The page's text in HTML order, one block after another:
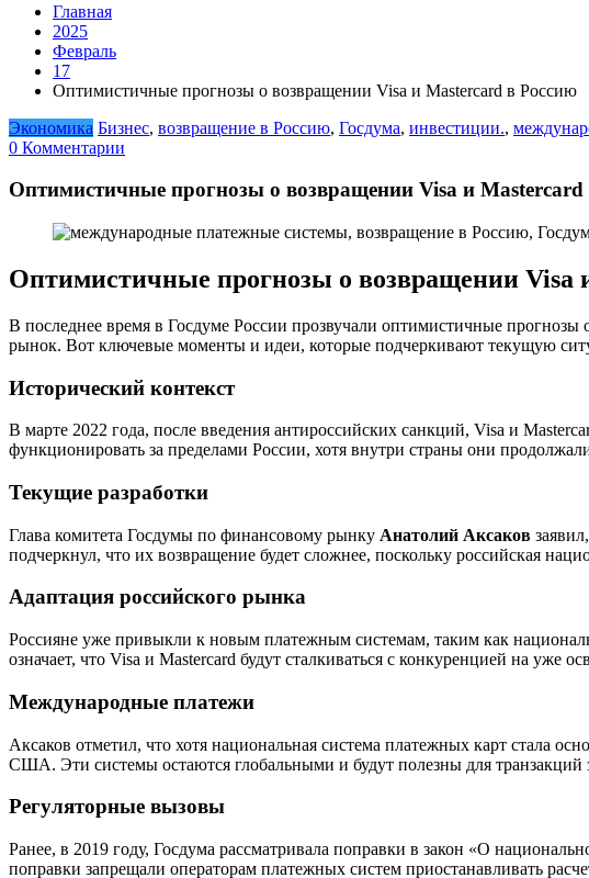
Главная
2025
Февраль
17
Оптимистичные прогнозы о возвращении Visa и Mastercard в Россию
Экономика Бизнес, возвращение в Россию, Госдума, инвестиции.,
0 Комментарии
Оптимистичные прогнозы о возвращении Visa и Mastercard
Оптимистичные прогнозы о возвращении Visa
В последнее время в Госдуме России прозвучали оптимистичные
рынок. Вот ключевые моменты и идеи, которые подчеркивают текущую
Исторический контекст
В марте 2022 года, после введения антироссийских санкций, Visa и
функционировать за пределами России, хотя внутри страны они
Текущие разработки
Глава комитета Госдумы по финансовому рынку Анатолий Аксаков
подчеркнул, что их возвращение будет сложнее, поскольку российская
Адаптация российского рынка
Россияне уже привыкли к новым платежным системам, таким как
означает, что Visa и Mastercard будут сталкиваться с конкуренцией на уже
Международные платежи
Аксаков отметил, что хотя национальная система платежных карт стала
США. Эти системы остаются глобальными и будут полезны для транзакций
Регуляторные вызовы
Ранее, в 2019 году, Госдума рассматривала поправки в закон «О
поправки запрещали операторам платежных систем приостанавливать